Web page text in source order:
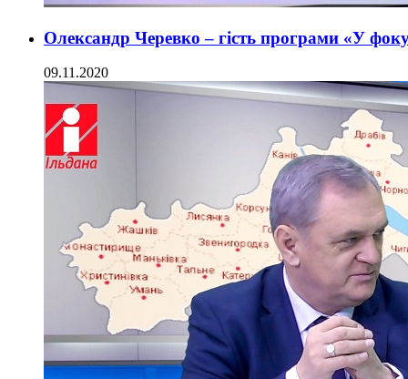
Олександр Черевко – гість програми «У
09.11.2020